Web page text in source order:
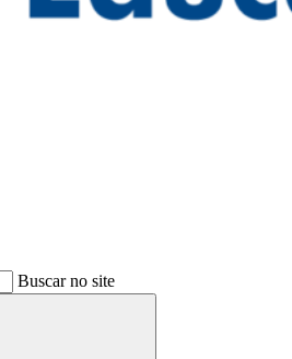
Buscar no site